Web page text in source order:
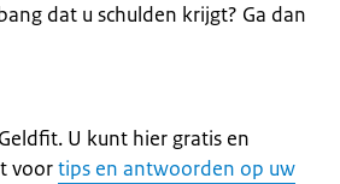
dat u schulden krijgt? Ga dan
U kunt hier gratis en
voortips en antwoorden op uw